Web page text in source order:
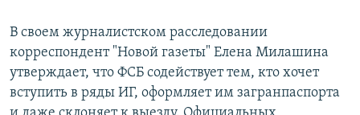
В своем журналистском расследовании
корреспондент "Новой газеты" Елена Милашина
утверждает, что ФСБ содействует тем, кто хочет
вступить в ряды ИГ, оформляет им загранпаспорта